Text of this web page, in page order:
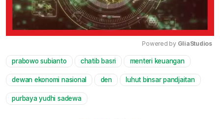
Mute
Powered by GliaStudios
prabowo subianto chatib basri menteri keuangan
dewan ekonomi nasional den luhut binsar pandjaitan
purbaya yudhi sadewa